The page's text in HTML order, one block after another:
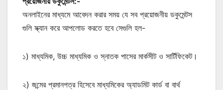
অনলাইনের মাধ্যমে আবেদন করার সময় যে সব প্রয়োজনীয় ডকুমেন্টস
গুলি স্ক্যান করে আপলোড করতে হবে সেগুলি হল-
১) মাধ্যমিক, উচ্চ মাধ্যমিক ও স্নাতক পাসের মার্কসীট ও সার্টিফিকেট।
২) জন্মের প্রমানপত্র হিসেবে মাধ্যমিকের অ্যাডমিট কার্ড বা বার্থ